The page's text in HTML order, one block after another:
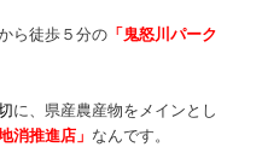
ら徒歩５分の 「鬼怒川パーク
に、県産農産物をメインとし
消推進店」 なんです。